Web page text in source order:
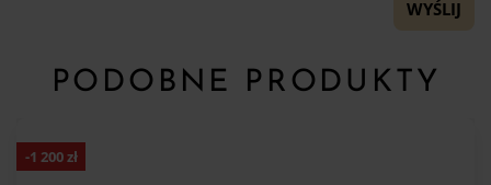
PODOBNE PRODUKTY
-1 200zł